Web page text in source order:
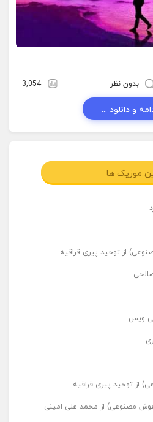
بدون نظر 3,054
و دانلود ...
موزیک ها
از توحید پیری قراقیه
ویس
از توحید پیری قراقیه
مصنوعی) از محمد علی امینی